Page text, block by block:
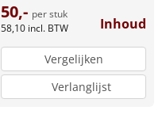
50,- per stuk
58,10 incl. BTW Inhoud
Vergelijken
Verlanglijst